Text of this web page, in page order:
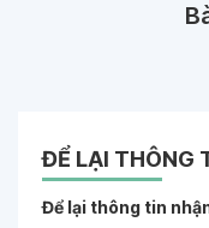
ĐỂ LẠI THÔNG
Để lại thông tin